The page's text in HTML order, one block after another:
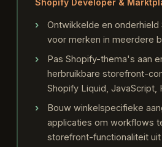
Shopify Developer &
Ontwikkelde en onderhield
voor merken in meerdere
Pas Shopify-thema's aan
herbruikbare storefront-
Shopify Liquid, JavaScript,
Bouw winkelspecifieke
applicaties om workflows
storefront-functionaliteit